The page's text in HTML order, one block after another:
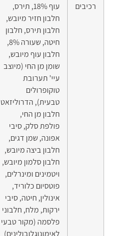
רכיבים
עוף 18%, תירס,
חלבון חזיר מיובש,
חלבון תירס, חלבון
חיטה, שעורה 8%,
חלבון עוף מיובש,
שומן מן החי (מיוצב
עיי' תערובת
טוקופרולים
טבעית), הדרוליזאט
חלבון מן החי,
פולפת סלק, סיבי
אפונה, שמן דגים,
חלבון ביצה מיובש,
חלבון סלמון מיובש,
ויטמינים ומינרלים,
פוטסיום כלוריד,
אינולין, חיטה, סיבי
ירקות, מלח, חלבוני
פלסמה (מקור טבעי
לאימונוגלובולינים)